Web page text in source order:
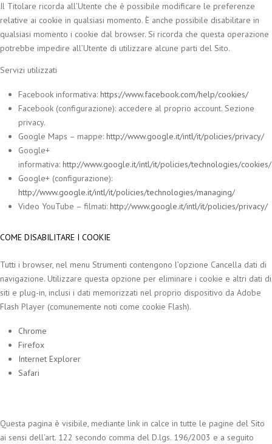
Il Titolare ricorda all’Utente che è possibile modificare le preferenze
relative ai cookie in qualsiasi momento. È anche possibile disabilitare in
qualsiasi momento i cookie dal browser. Si ricorda che questa operazione
potrebbe impedire all’Utente di utilizzare alcune parti del Sito.
Servizi utilizzati
Facebook informativa: https://www.facebook.com/help/cookies/
Facebook (configurazione): accedere al proprio account. Sezione
privacy.
Google Maps – mappe: http://www.google.it/intl/it/policies/privacy/
Google+
informativa: http://www.google.it/intl/it/policies/technologies/cookies/
Google+ (configurazione):
http://www.google.it/intl/it/policies/technologies/managing/
Video YouTube – filmati: http://www.google.it/intl/it/policies/privacy/
COME DISABILITARE I COOKIE
Tutti i browser, nel menu Strumenti contengono l’opzione Cancella dati di
navigazione. Utilizzare questa opzione per eliminare i cookie e altri dati di
siti e plug-in, inclusi i dati memorizzati nel proprio dispositivo da Adobe
Flash Player (comunemente noti come cookie Flash).
Chrome
Firefox
Internet Explorer
Safari
Questa pagina è visibile, mediante link in calce in tutte le pagine del Sito
ai sensi dell’art. 122 secondo comma del D.lgs. 196/2003 e a seguito